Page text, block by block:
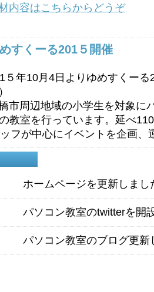
内容はこちらからどうぞ
すくーる201５開催
５年10月4日よりゆめすくー
市周辺地域の小学生を対象に
教室を行っています。延べ
フが中心にイベントを企画、
ホームページを更新しまし
パソコン教室のtwitterを開
パソコン教室のブログ更新